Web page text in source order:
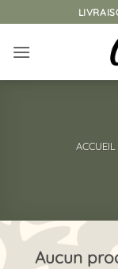
au
contenu
ACCUEIL
Aucun